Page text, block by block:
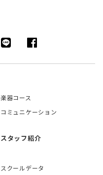
楽器コース
コミュニケーション
スタッフ紹介
スクールデータ